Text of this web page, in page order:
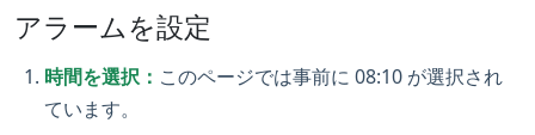
アラームを設定
時間を選択： このページでは事前に 08:10 が選択され
ています。